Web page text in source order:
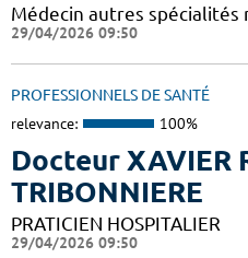
Médecin autres spécialités
29/04/2026 09:50
PROFESSIONNELS DE SANTÉ
relevance: 100%
Docteur XAVIER
TRIBONNIERE
PRATICIEN HOSPITALIER
29/04/2026 09:50